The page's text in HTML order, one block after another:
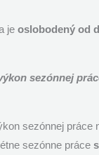
jeoslobodený od
sezónnej
sezónnej práce
sezónne práce